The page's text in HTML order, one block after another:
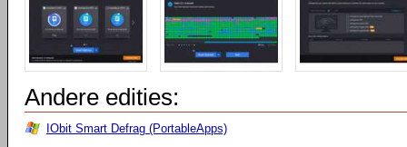
Andere edities:
IObit Smart Defrag (PortableApps)